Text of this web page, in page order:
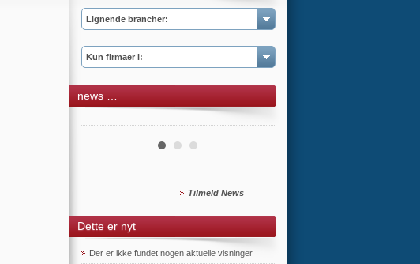
Lignende brancher:
Kun firmaer i:
news …
Tilmeld News
Dette er nyt
Der er ikke fundet nogen aktuelle visninger